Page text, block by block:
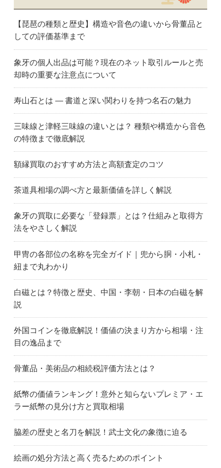
【琵琶の種類と歴史】構造や音色の違いから骨董品と
しての評価基準まで
象牙の個人出品は可能？現在のネット取引ルールと売
却時の重要な注意点について
寿山石とは ― 書道と深い関わりを持つ名石の魅力
三味線と津軽三味線の違いとは？ 種類や構造から音色
の特徴まで徹底解説
額縁買取のおすすめ方法と高額査定のコツ
茶道具相場の調べ方と最新価値を詳しく解説
象牙の買取に必要な「登録票」とは？仕組みと取得方
法をやさしく解説
甲冑の各部位の名称を完全ガイド｜兜から胴・小札・
紐まで丸わかり
白磁とは？特徴と歴史、中国・李朝・日本の白磁を解
説
外国コインを徹底解説！価値の決まり方から相場・注
目の逸品まで
骨董品・美術品の相続税評価方法とは？
紙幣の価値ランキング！意外と知らないプレミア・エ
ラー紙幣の見分け方と買取相場
脇差の歴史と名刀を解説！武士文化の象徴に迫る
絵画の処分方法と高く売るためのポイント